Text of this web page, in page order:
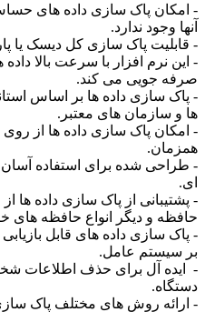
- امکان پاک سازی داده های
آنها وجود ندارد.
- قابلیت پاک سازی کل دیسک یا
- این نرم افزار با سرعت بالا داده
صرفه جویی می کند.
- پاک سازی داده ها بر اساس
ها و سازمان های معتبر.
- امکان پاک سازی داده ها از
همزمان.
- طراحی شده برای استفاده
ای.
حافظه و دیگر انواع حافظه های
- پاک سازی داده های قابل
بر سیستم عامل.
- ایده آل برای حذف اطلاعات
دستگاه.
- ارائه روش های مختلف پاک